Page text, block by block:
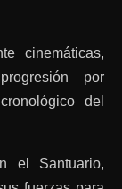
cinemáticas,
por
del
el Santuario,